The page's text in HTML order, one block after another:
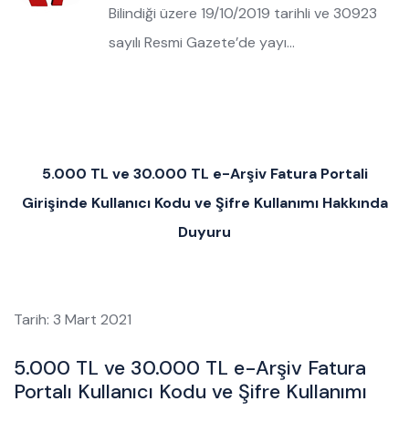
Bilindiği üzere 19/10/2019 tarihli ve 30923
sayılı Resmi Gazete’de yayı…
5.000 TL ve 30.000 TL e-Arşiv Fatura Portali
Girişinde Kullanıcı Kodu ve Şifre Kullanımı Hakkında
Duyuru
Tarih: 3 Mart 2021
5.000 TL ve 30.000 TL e-Arşiv Fatura
Portalı Kullanıcı Kodu ve Şifre Kullanımı